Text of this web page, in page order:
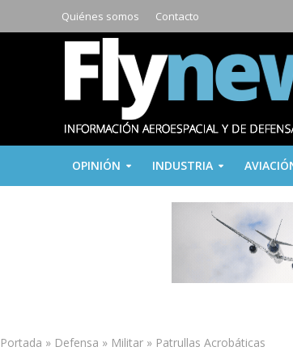
Quiénes somos Contacto
OPINIÓN INDUSTRIA
Portada » Defensa » Militar » Patrullas Acrobáticas